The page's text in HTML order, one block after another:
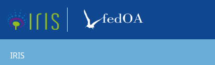
IRIS